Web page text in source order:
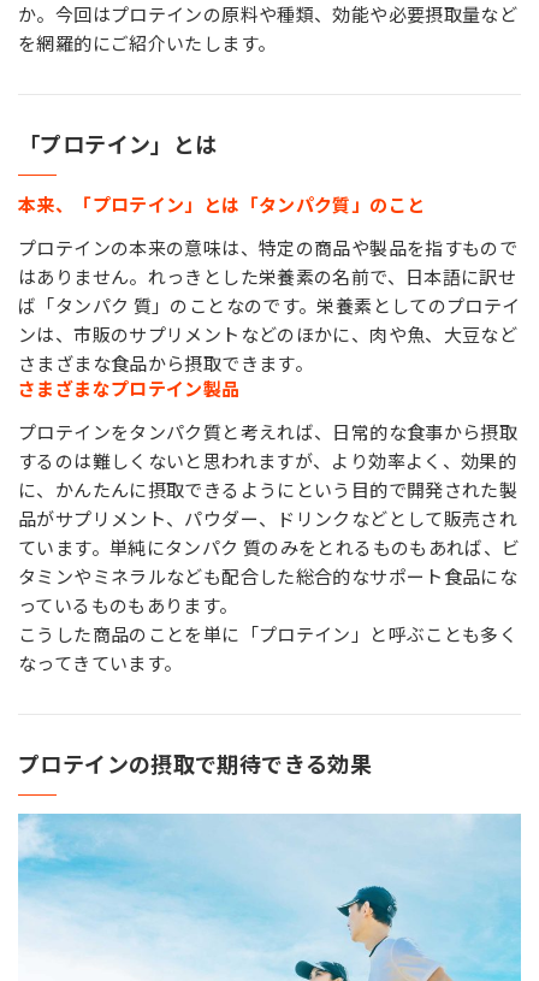
か。今回はプロテインの原料や種類、効能や必要摂取量など
を網羅的にご紹介いたします。
「プロテイン」とは
本来、「プロテイン」とは「タンパク質」のこと
プロテインの本来の意味は、特定の商品や製品を指すもので
はありません。れっきとした栄養素の名前で、日本語に訳せ
ば「タンパク 質」のことなのです。栄養素としてのプロテイ
ンは、市販のサプリメントなどのほかに、肉や魚、大豆など
さまざまな食品から摂取できます。
さまざまなプロテイン製品
プロテインをタンパク質と考えれば、日常的な食事から摂取
するのは難しくないと思われますが、より効率よく、効果的
に、かんたんに摂取できるようにという目的で開発された製
品がサプリメント、パウダー、ドリンクなどとして販売され
ています。単純にタンパク 質のみをとれるものもあれば、ビ
タミンやミネラルなども配合した総合的なサポート食品にな
っているものもあります。
こうした商品のことを単に「プロテイン」と呼ぶことも多く
なってきています。
プロテインの摂取で期待できる効果